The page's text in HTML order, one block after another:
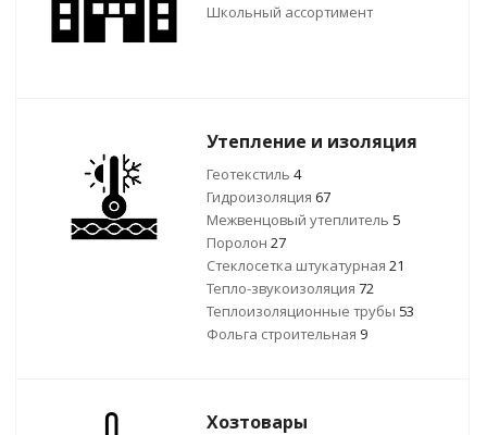
Школьный ассортимент
Утепление и изоляция
Геотекстиль 4
Гидроизоляция 67
Межвенцовый утеплитель 5
Поролон 27
Стеклосетка штукатурная 21
Тепло-звукоизоляция 72
Теплоизоляционные трубы 53
Фольга строительная 9
Хозтовары